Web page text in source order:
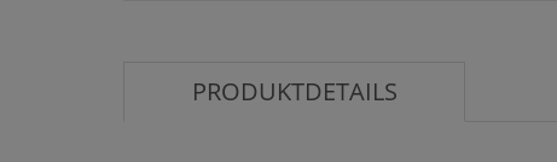
PRODUKTDETAILS